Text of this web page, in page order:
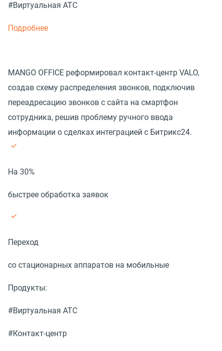
#Виртуальная АТС
Подробнее
MANGO OFFICE реформировал контакт-центр VALO,
создав схему распределения звонков, подключив
переадресацию звонков с сайта на смартфон
сотрудника, решив проблему ручного ввода
информации о сделках интеграцией с Битрикс24.
На 30%
быстрее обработка заявок
Переход
со стационарных аппаратов на мобильные
Продукты:
#Виртуальная АТС
#Контакт-центр